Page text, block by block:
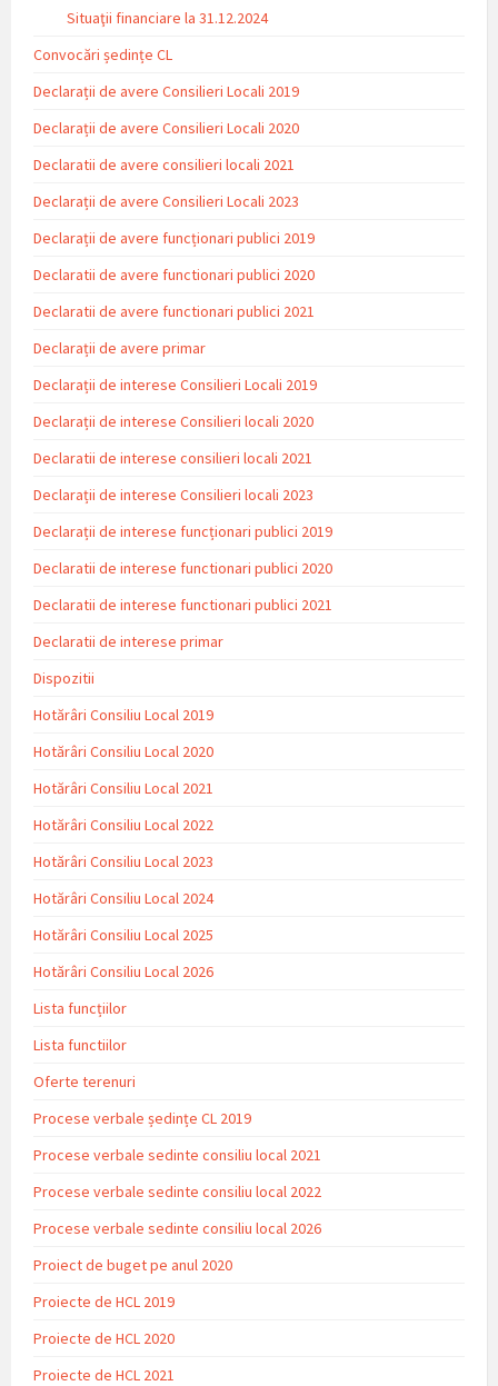
Situaţii financiare la 31.12.2024
Convocări ședințe CL
Declarații de avere Consilieri Locali 2019
Declarații de avere Consilieri Locali 2020
Declaratii de avere consilieri locali 2021
Declarații de avere Consilieri Locali 2023
Declarații de avere funcționari publici 2019
Declaratii de avere functionari publici 2020
Declaratii de avere functionari publici 2021
Declarații de avere primar
Declarații de interese Consilieri Locali 2019
Declarații de interese Consilieri locali 2020
Declaratii de interese consilieri locali 2021
Declarații de interese Consilieri locali 2023
Declarații de interese funcționari publici 2019
Declaratii de interese functionari publici 2020
Declaratii de interese functionari publici 2021
Declaratii de interese primar
Dispozitii
Hotărâri Consiliu Local 2019
Hotărâri Consiliu Local 2020
Hotărâri Consiliu Local 2021
Hotărâri Consiliu Local 2022
Hotărâri Consiliu Local 2023
Hotărâri Consiliu Local 2024
Hotărâri Consiliu Local 2025
Hotărâri Consiliu Local 2026
Lista funcțiilor
Lista functiilor
Oferte terenuri
Procese verbale ședințe CL 2019
Procese verbale sedinte consiliu local 2021
Procese verbale sedinte consiliu local 2022
Procese verbale sedinte consiliu local 2026
Proiect de buget pe anul 2020
Proiecte de HCL 2019
Proiecte de HCL 2020
Proiecte de HCL 2021